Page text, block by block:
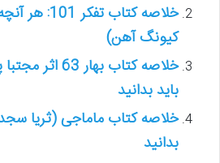
خلاصه کتاب
کیونگ آهن)
خلاصه کتاب
باید بدانید
خلاصه کتاب ماماجی (ثریا
بدانید